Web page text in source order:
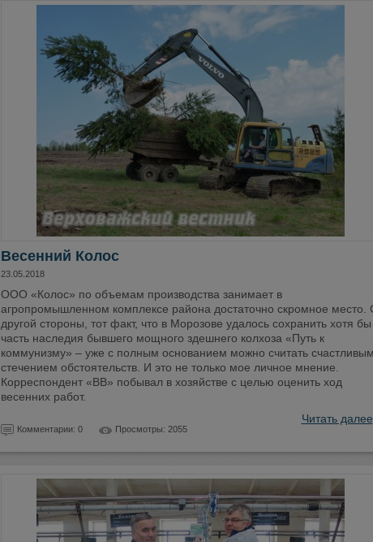
Весенний Колос
23.05.2018
ООО «Колос» по объемам производства занимает в
агропромышленном комплексе района достаточно скромное место.
другой стороны, тот факт, что в Морозове удалось сохранить хотя бы
часть наследия бывшего мощного здешнего колхоза «Путь к
коммунизму» – уже с полным основанием можно считать счастливым
стечением обстоятельств. И это не только мое личное мнение.
Корреспондент «ВВ» побывал в хозяйстве с целью оценить ход
весенних работ.
Читать далее
Комментарии: 0 Просмотры: 2055